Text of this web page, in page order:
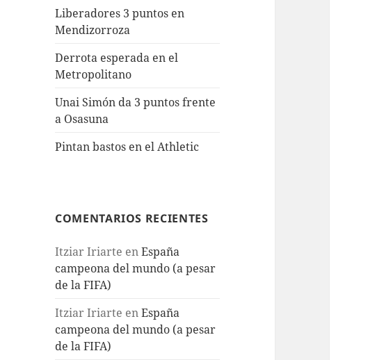
Liberadores 3 puntos en
Mendizorroza
Derrota esperada en el
Metropolitano
Unai Simón da 3 puntos frente
a Osasuna
Pintan bastos en el Athletic
COMENTARIOS RECIENTES
Itziar Iriarte enEspaña
campeona del mundo (a pesar
de la FIFA)
Itziar Iriarte enEspaña
campeona del mundo (a pesar
de la FIFA)